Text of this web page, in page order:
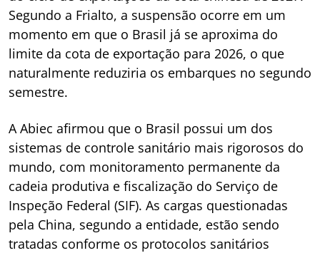
Segundo a Frialto, a suspensão ocorre em um
momento em que o Brasil já se aproxima do
limite da cota de exportação para 2026, o que
naturalmente reduziria os embarques no segundo
semestre.
A Abiec afirmou que o Brasil possui um dos
sistemas de controle sanitário mais rigorosos do
mundo, com monitoramento permanente da
cadeia produtiva e fiscalização do Serviço de
Inspeção Federal (SIF). As cargas questionadas
pela China, segundo a entidade, estão sendo
tratadas conforme os protocolos sanitários